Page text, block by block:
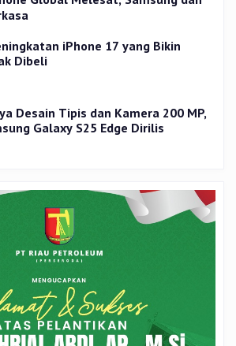
iPhone 17 yang Bikin
Dibeli
Desain Tipis dan Kamera 200 MP,
Galaxy S25 Edge Dirilis